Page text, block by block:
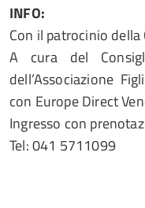
INFO:
Con il patrocinio della
A cura del
dell’Associazione
con Europe Direct
Ingresso con
Tel: 041 5711099